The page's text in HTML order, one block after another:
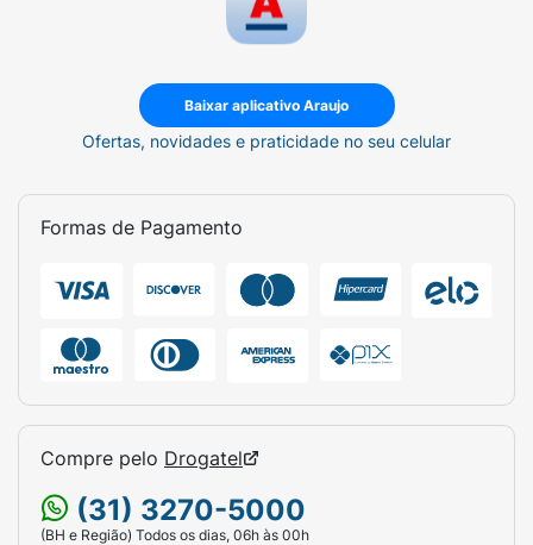
Baixar aplicativo Araujo
Ofertas, novidades e praticidade no seu celular
Formas de Pagamento
Compre pelo Drogatel
(31) 3270-5000
(BH e Região) Todos os dias, 06h às 00h